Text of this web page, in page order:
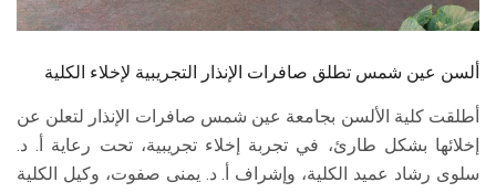
الموظفون
الزائـرون
سجل الان
ألسن عين شمس تطلق صافرات الإنذار التجريبية لإخلاء الكلية
أطلقت كلية الألسن بجامعة عين شمس صافرات الإنذار لتعلن عن
إخلائها بشكل طارئ، في تجربة إخلاء تجريبية، تحت رعاية أ. د.
سلوى رشاد عميد الكلية، وإشراف أ. د. يمنى صفوت، وكيل الكلية